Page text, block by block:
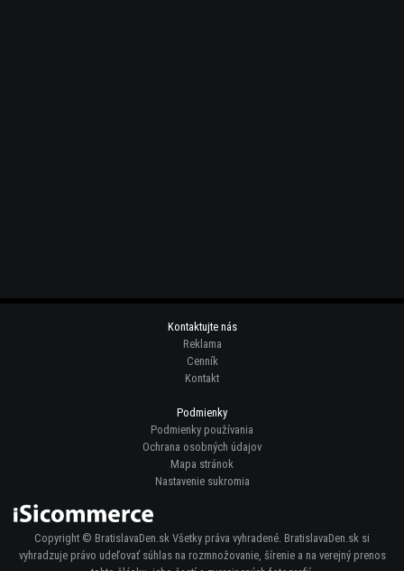
Kontaktujte nás
Reklama
Cenník
Kontakt
Podmienky
Podmienky používania
Ochrana osobných údajov
Mapa stránok
Nastavenie sukromia
Copyright © BratislavaDen.sk Všetky práva vyhradené. BratislavaDen.sk si
vyhradzuje právo udeľovať súhlas na rozmnožovanie, šírenie a na verejný prenos